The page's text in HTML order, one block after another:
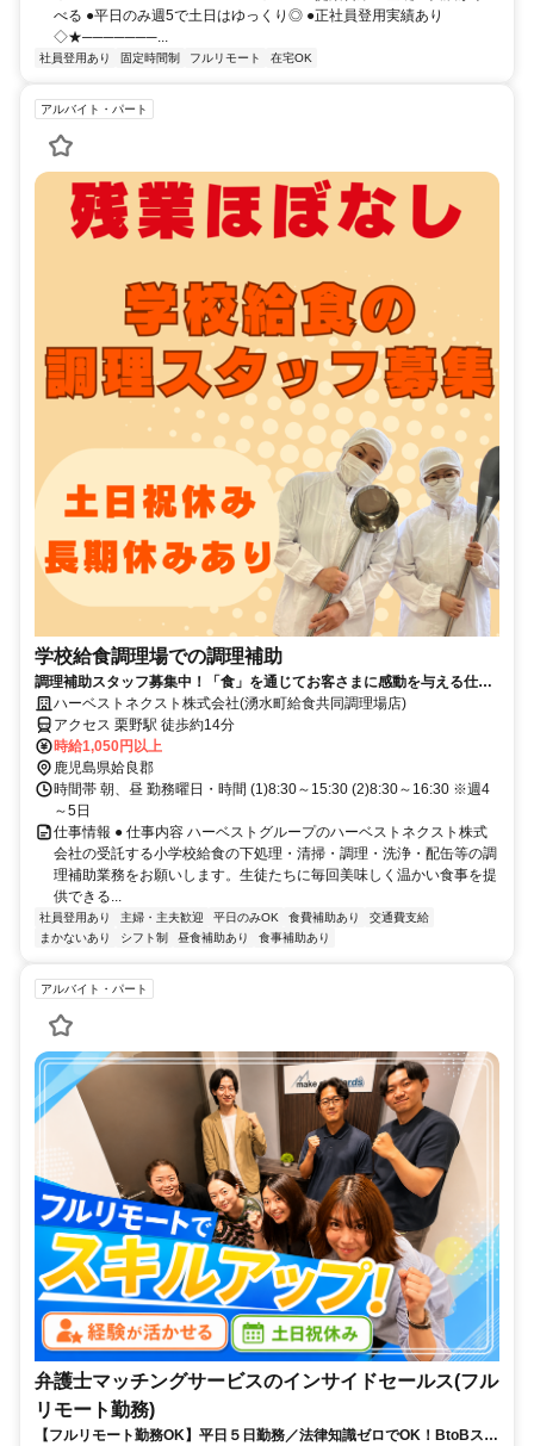
べる ●平日のみ週5で土日はゆっくり◎ ●正社員登用実績あり
◇★───────...
社員登用あり 固定時間制 フルリモート 在宅OK
アルバイト・パート
学校給食調理場での調理補助
調理補助スタッフ募集中！「食」を通じてお客さまに感動を与える仕事
をしよう♪
ハーベストネクスト株式会社(湧水町給食共同調理場店)
アクセス 栗野駅 徒歩約14分
時給1,050円以上
鹿児島県姶良郡
時間帯 朝、昼 勤務曜日・時間 (1)8:30～15:30 (2)8:30～16:30 ※週4
～5日
仕事情報 ● 仕事内容 ハーベストグループのハーベストネクスト株式
会社の受託する小学校給食の下処理・清掃・調理・洗浄・配缶等の調
理補助業務をお願いします。生徒たちに毎回美味しく温かい食事を提
供できる...
社員登用あり 主婦・主夫歓迎 平日のみOK 食費補助あり
交通費支給
まかないあり
シフト制 昼食補助あり 食事補助あり
アルバイト・パート
弁護士マッチングサービスのインサイドセールス(フル
リモート勤務)
【フルリモート勤務OK】平日５日勤務／法律知識ゼロでOK！BtoBスキ